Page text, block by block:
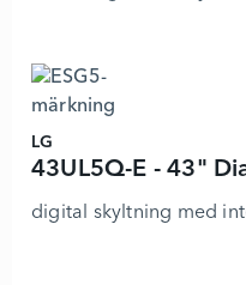
LG
digital skyltning med